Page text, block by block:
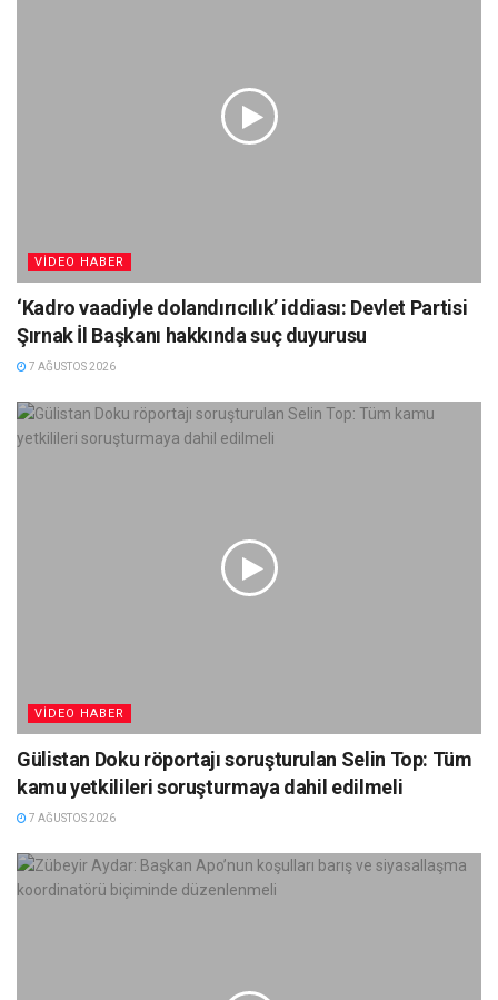
VIDEO HABER
‘Kadro vaadiyle dolandırıcılık’ iddiası: Devlet Partisi
Şırnak İl Başkanı hakkında suç duyurusu
7 AĞUSTOS 2026
VIDEO HABER
Gülistan Doku röportajı soruşturulan Selin Top: Tüm
kamu yetkilileri soruşturmaya dahil edilmeli
7 AĞUSTOS 2026